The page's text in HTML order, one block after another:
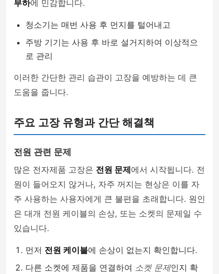
부하에 민감합니다.
청소기는 매번 사용 후 먼지를 털어내고
주방 기기는 사용 후 바로 설거지하여 이상적으
로 관리
이러한 간단한 관리 습관이 고장을 예방하는 데 큰
도움을 줍니다.
주요 고장 유형과 간단 해결책
전원 관련 문제
많은 전자제품 고장은 전원 문제 에서 시작됩니다. 전
원이 들어오지 않거나, 자주 꺼지는 현상은 이를 자
주 사용하는 사용자에게 큰 불편을 초래합니다. 원인
은 대개 전원 케이블의 손상, 또는 소켓의 문제일 수
있습니다.
먼저 전원 케이블에 손상이 없는지 확인합니다.
다른 소켓에 제품을 연결하여 소켓 문제인지 확